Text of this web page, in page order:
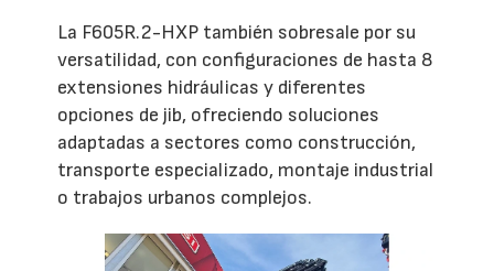
La F605R.2-HXP también sobresale por su
versatilidad, con configuraciones de hasta 8
extensiones hidráulicas y diferentes
opciones de jib, ofreciendo soluciones
adaptadas a sectores como construcción,
transporte especializado, montaje industrial
o trabajos urbanos complejos.